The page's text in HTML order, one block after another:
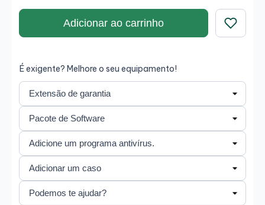
ambientes industriais, sendo legível sob luz solar. Ideal
para
técnicos, operadores e profissionais de
Adicionar ao carrinho
É exigente? Melhore o seu equipamento!